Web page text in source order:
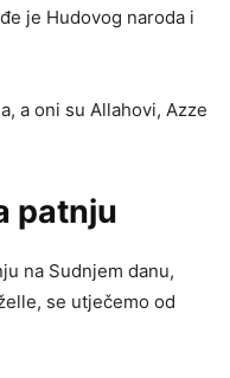
je Hudovog naroda i
a oni su Allahovi, Azze
patnju
na Sudnjem danu,
se utječemo od